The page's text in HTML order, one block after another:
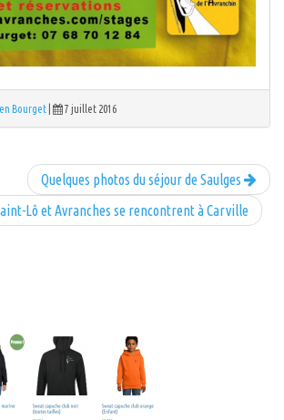
Bourget 7 juillet 2016
Quelques photos du séjour de Saulges
Lô et Avranches se rencontrent à Carville